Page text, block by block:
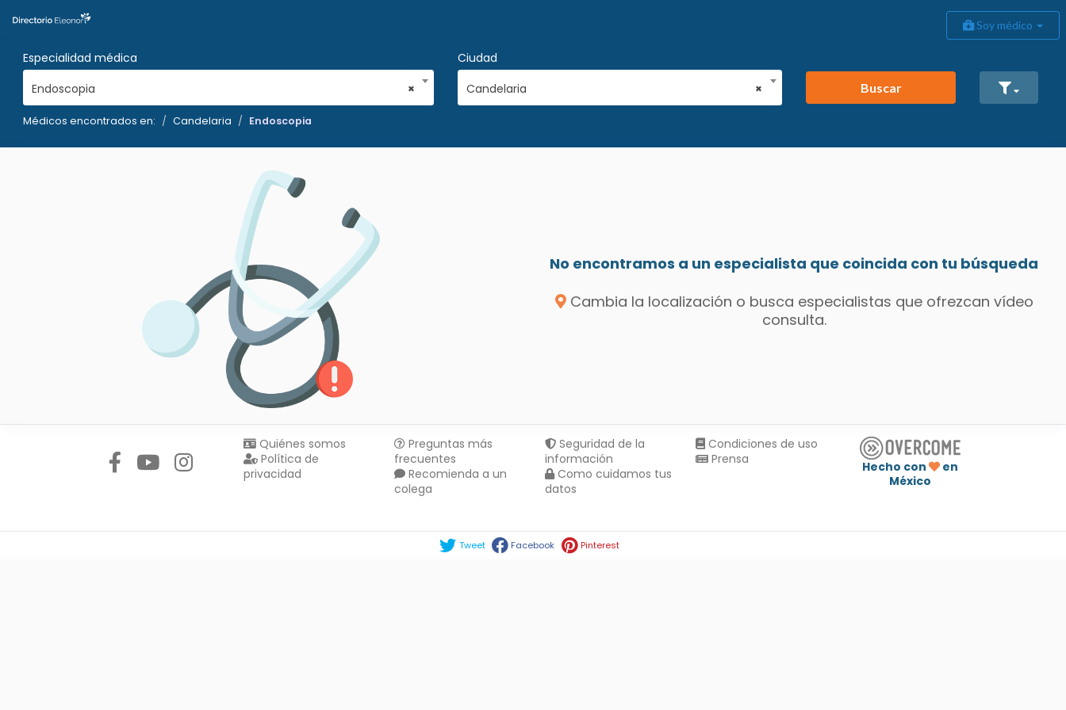
Soy médico
Especialidad médica
×
Endoscopia
Ciudad
×
Candelaria Buscar
Médicos encontrados en: Candelaria Endoscopia
No encontramos a un especialista que coincida con tu búsqueda
Cambia la localización o busca especialistas que ofrezcan vídeo
consulta.
Quiénes somos
Política de
privacidad
Preguntas más
frecuentes
Recomienda a un
colega
Seguridad de la
información
Como cuidamos tus
datos
Condiciones de uso
Prensa
Hecho con
en
México
Tweet Facebook Pinterest